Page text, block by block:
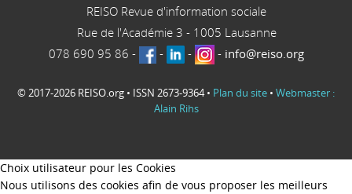
REISO Revue d'information sociale
Rue de l'Académie 3 - 1005 Lausanne
078 690 95 86 - - - - info@reiso.org
© 2017-2026 REISO.org • ISSN 2673-9364 • Plan du site • Webmaster :
Alain Rihs
Choix utilisateur pour les Cookies
Nous utilisons des cookies afin de vous proposer les meilleurs